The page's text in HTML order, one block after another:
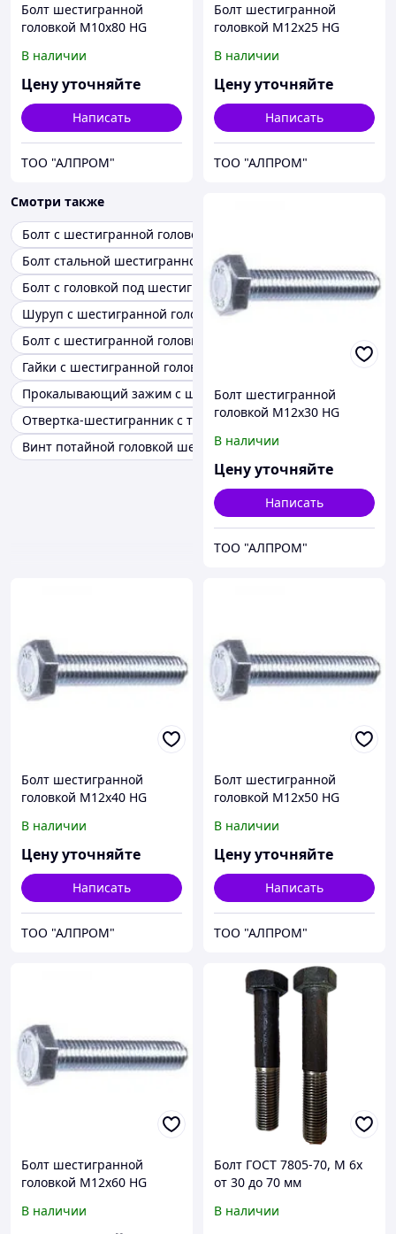
Болт шестигранной
головкой М10х80 HG
В наличии
Цену уточняйте
Написать
ТОО "АЛПРОМ"
Болт шестигранной
головкой М12х25 HG
В наличии
Цену уточняйте
Написать
ТОО "АЛПРОМ"
Смотри также
Болт с шестигранной головокой
Болт стальной шестигранной головкой
Болт с головкой под шестигранник
Шуруп с шестигранной головкой
Болт с шестигранной головкой ГОСТ
Гайки с шестигранной головкой
Прокалывающий зажим с шестигранной срывной головкой
Отвертка-шестигранник с торцевой головкой
Винт потайной головкой шестигранником
Болт шестигранной
головкой М12х30 HG
В наличии
Цену уточняйте
Написать
ТОО "АЛПРОМ"
Болт шестигранной
головкой М12х40 HG
В наличии
Цену уточняйте
Написать
ТОО "АЛПРОМ"
Болт шестигранной
головкой М12х50 HG
В наличии
Цену уточняйте
Написать
ТОО "АЛПРОМ"
Болт шестигранной
головкой М12х60 HG
В наличии
Болт ГОСТ 7805-70, М 6х
от 30 до 70 мм
В наличии